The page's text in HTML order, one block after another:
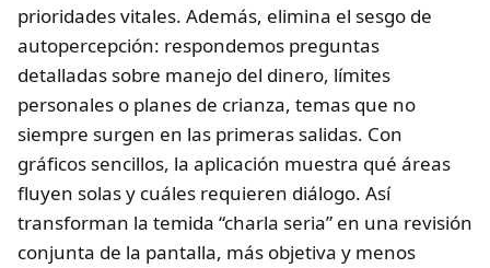
prioridades vitales. Además, elimina el sesgo de
autopercepción: respondemos preguntas
detalladas sobre manejo del dinero, límites
personales o planes de crianza, temas que no
siempre surgen en las primeras salidas. Con
gráficos sencillos, la aplicación muestra qué áreas
fluyen solas y cuáles requieren diálogo. Así
transforman la temida “charla seria” en una revisión
conjunta de la pantalla, más objetiva y menos